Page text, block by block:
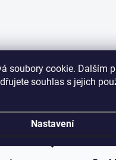
soubory cookie. Dalším
souhlas s jejich
Nastavení